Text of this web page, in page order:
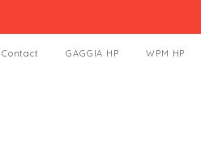
Contact GAGGIA HP WPM HP